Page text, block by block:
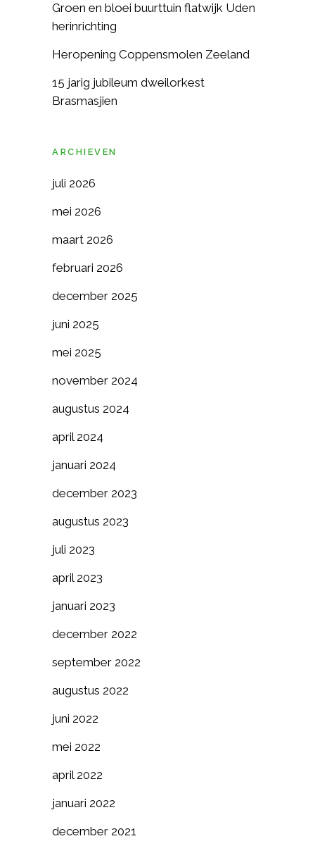
Groen en bloei buurttuin flatwijk Uden
herinrichting
Heropening Coppensmolen Zeeland
15 jarig jubileum dweilorkest
Brasmasjien
ARCHIEVEN
juli 2026
mei 2026
maart 2026
februari 2026
december 2025
juni 2025
mei 2025
november 2024
augustus 2024
april 2024
januari 2024
december 2023
augustus 2023
juli 2023
april 2023
januari 2023
december 2022
september 2022
augustus 2022
juni 2022
mei 2022
april 2022
januari 2022
december 2021